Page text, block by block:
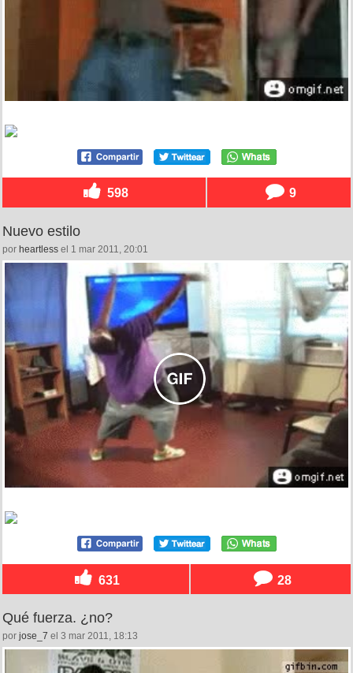
598 9
Nuevo estilo
por heartless el 1 mar 2011, 20:01
631 28
Qué fuerza. ¿no?
por jose_7 el 3 mar 2011, 18:13